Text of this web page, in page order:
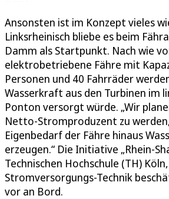
Ansonsten ist im Konzept vieles
Linksrheinisch bliebe es beim
Damm als Startpunkt. Nach wie
elektrobetriebene Fähre mit
Personen und 40 Fahrräder
Wasserkraft aus den Turbinen im
Ponton versorgt würde. „Wir
Netto-Stromproduzent zu
Eigenbedarf der Fähre hinaus
erzeugen.“ Die Initiative „Rhein-
Technischen Hochschule (TH)
Stromversorgungs-Technik
vor an Bord.